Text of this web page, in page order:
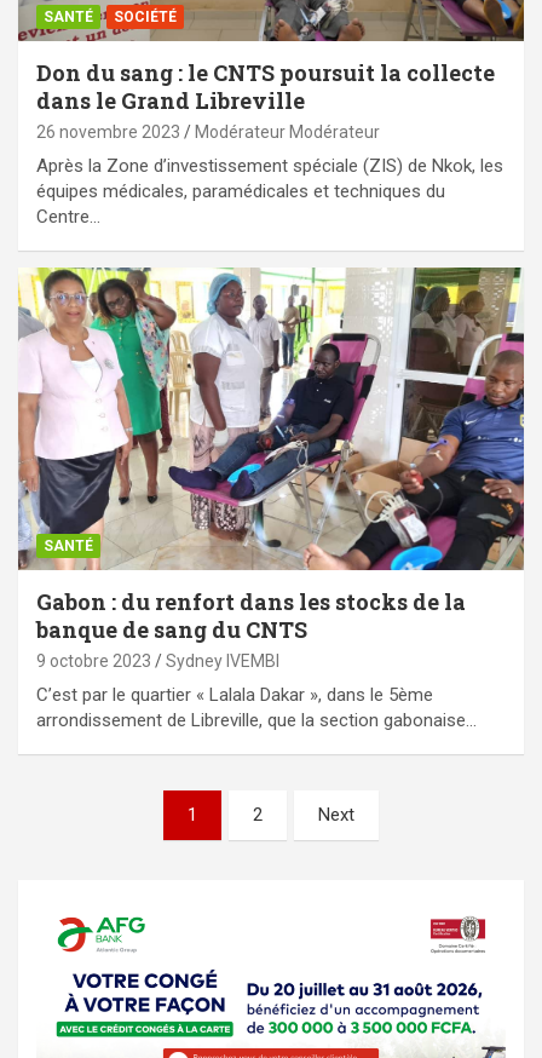
SANTÉ SOCIÉTÉ
Don du sang : le CNTS poursuit la collecte
dans le Grand Libreville
26 novembre 2023 Modérateur Modérateur
Après la Zone d’investissement spéciale (ZIS) de Nkok, les
équipes médicales, paramédicales et techniques du
Centre…
SANTÉ
Gabon : du renfort dans les stocks de la
banque de sang du CNTS
9 octobre 2023 Sydney IVEMBI
C’est par le quartier « Lalala Dakar », dans le 5ème
arrondissement de Libreville, que la section gabonaise…
1 2 Next